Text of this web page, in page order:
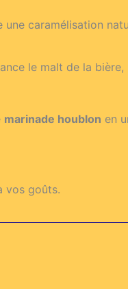
caramélisation
le malt de la
marinade houblon en
vos goûts.